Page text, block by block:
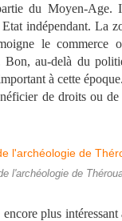
du Moyen-Age.
indépendant. La
le commerce
Bon, au-delà du
à cette
de droits ou
l'archéologie de
plus intéressant